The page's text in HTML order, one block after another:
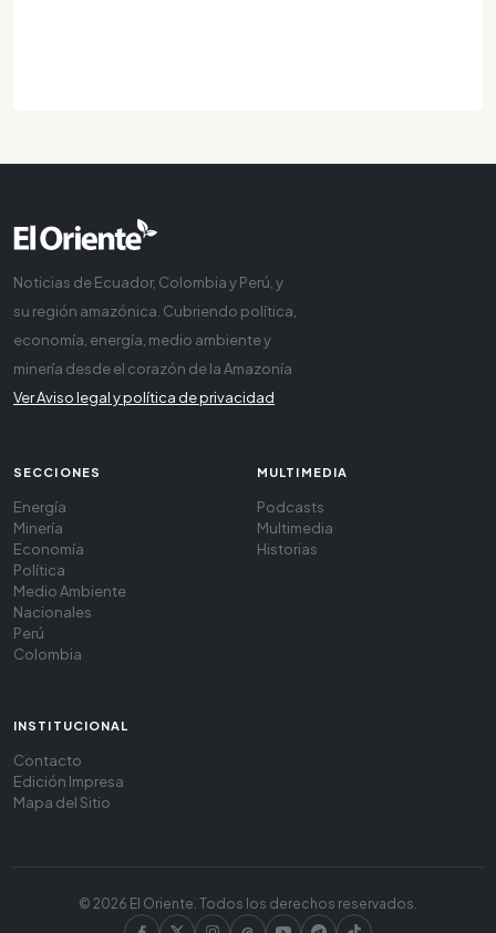
Noticias de Ecuador, Colombia y Perú, y
su región amazónica. Cubriendo política,
economía, energía, medio ambiente y
minería desde el corazón de la Amazonía
Ver Aviso legal y política de privacidad
SECCIONES
Energía
Minería
Economía
Política
Medio Ambiente
Nacionales
Perú
Colombia
MULTIMEDIA
Podcasts
Multimedia
Historias
INSTITUCIONAL
Contacto
Edición Impresa
Mapa del Sitio
© 2026 El Oriente. Todos los derechos reservados.